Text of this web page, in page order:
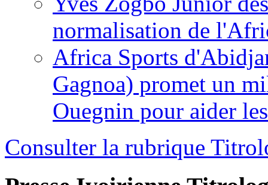
normalisation de
Africa Sports
Gagnoa) promet un
Ouegnin pour aider
Consulter la rubrique